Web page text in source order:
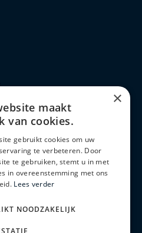
×
maakt
van cookies.
gebruikt cookies om uw
te verbeteren. Door
te gebruiken, stemt u in met
in overeenstemming met ons
Lees verder
NOODZAKELIJK